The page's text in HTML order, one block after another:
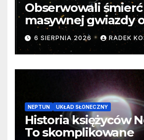
Obserwowali śmierć
masywnej gwiazdy
samego początku.
cenne dane
6 SIERPNIA 2026 RADEK
NEPTUN UKŁAD SŁONECZNY
Historia księżyców
To skomplikowane